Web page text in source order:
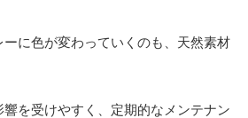
に色が変わっていくのも、天然素材
を受けやすく、定期的なメンテナン